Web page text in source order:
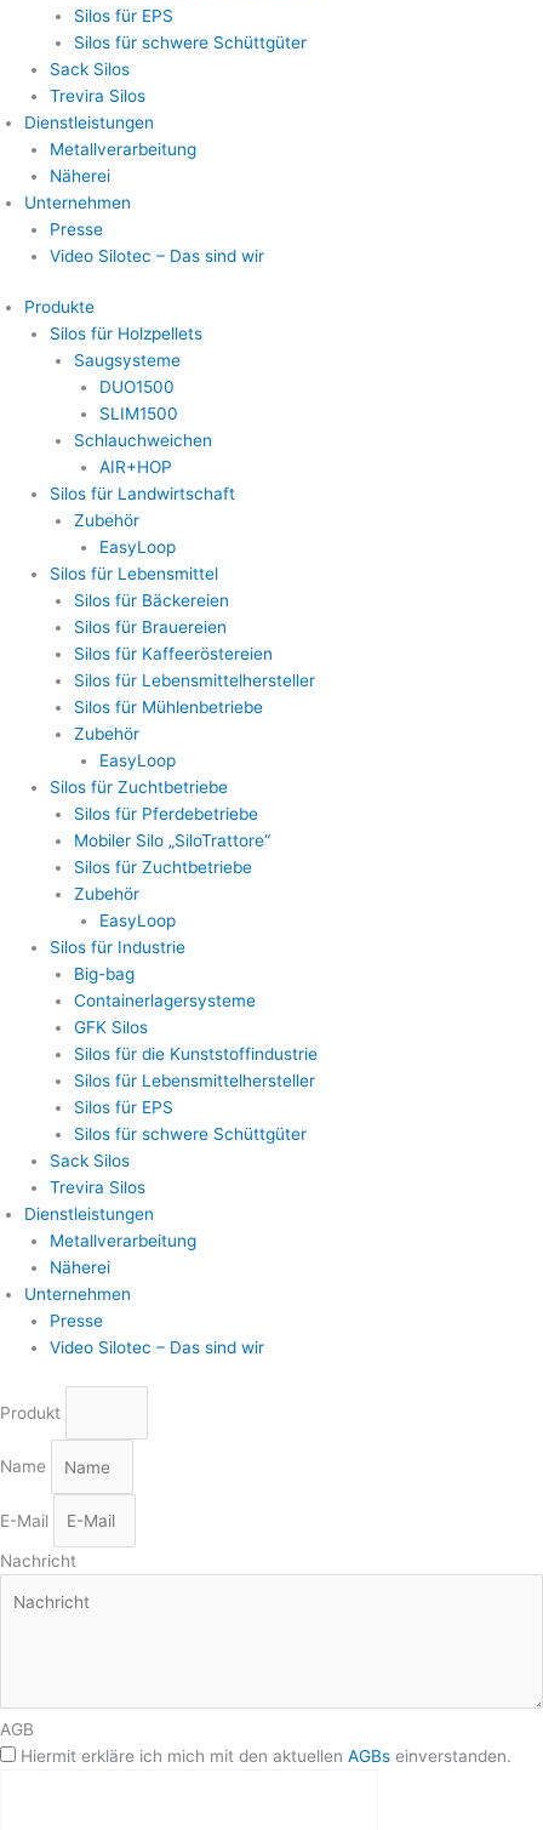
Silos für EPS
Silos für schwere Schüttgüter
Sack Silos
Trevira Silos
Dienstleistungen
Metallverarbeitung
Näherei
Unternehmen
Presse
Video Silotec – Das sind wir
Produkte
Silos für Holzpellets
Saugsysteme
DUO1500
SLIM1500
Schlauchweichen
AIR+HOP
Silos für Landwirtschaft
Zubehör
EasyLoop
Silos für Lebensmittel
Silos für Bäckereien
Silos für Brauereien
Silos für Kaffeeröstereien
Silos für Lebensmittelhersteller
Silos für Mühlenbetriebe
Zubehör
EasyLoop
Silos für Zuchtbetriebe
Silos für Pferdebetriebe
Mobiler Silo „SiloTrattore“
Silos für Zuchtbetriebe
Zubehör
EasyLoop
Silos für Industrie
Big-bag
Containerlagersysteme
GFK Silos
Silos für die Kunststoffindustrie
Silos für Lebensmittelhersteller
Silos für EPS
Silos für schwere Schüttgüter
Sack Silos
Trevira Silos
Dienstleistungen
Metallverarbeitung
Näherei
Unternehmen
Presse
Video Silotec – Das sind wir
Produkt
Name
E-Mail
Nachricht
AGB
Hiermit erkläre ich mich mit den aktuellen AGBs einverstanden.